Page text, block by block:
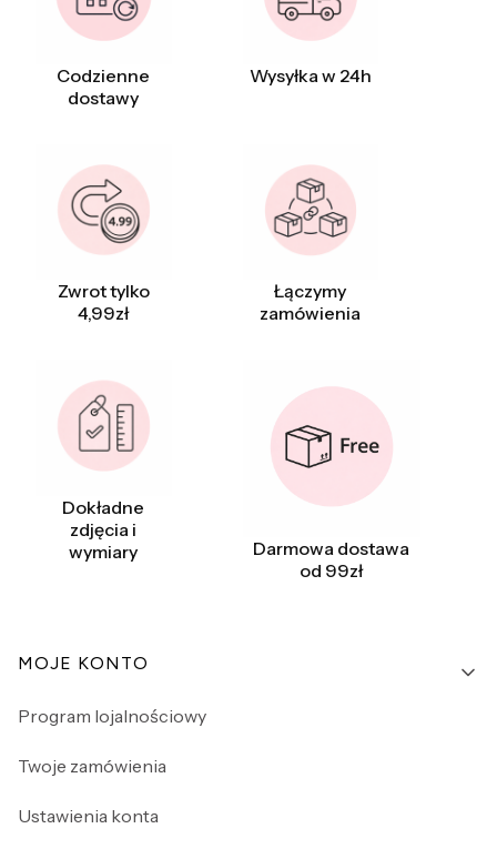
Codzienne
dostawy
Wysyłka w 24h
Zwrot tylko
4,99zł
Łączymy
zamówienia
Dokładne
zdjęcia i
wymiary
Darmowa dostawa
od 99zł
Linki w stopce
MOJE KONTO
Program lojalnościowy
Twoje zamówienia
Ustawienia konta